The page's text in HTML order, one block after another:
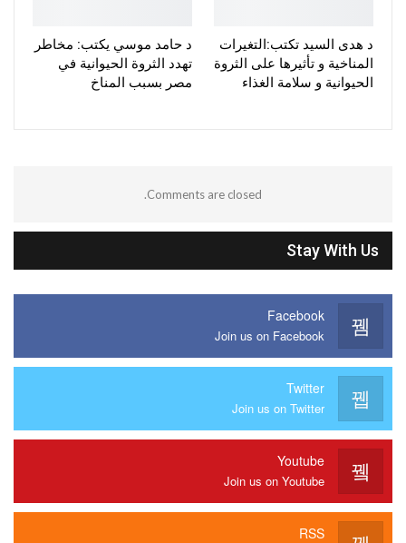
د هدى السيد تكتب:التغيرات
المناخية و تأثيرها على الثروة
الحيوانية و سلامة الغذاء
د حامد موسي يكتب: مخاطر
تهدد الثروة الحيوانية في
مصر بسبب المناخ
Comments are closed.
Stay With Us
Facebook
Join us on Facebook
Twitter
Join us on Twitter
Youtube
Join us on Youtube
RSS